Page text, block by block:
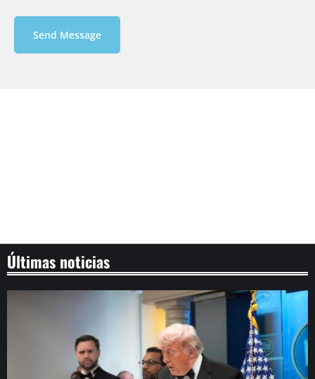
Send Message
Últimas noticias